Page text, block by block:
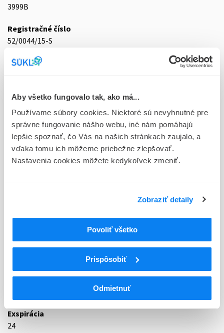
Aby všetko fungovalo tak, ako má...
Používame súbory cookies. Niektoré sú nevyhnutné pre
správne fungovanie nášho webu, iné nám pomáhajú
lepšie spoznať, čo Vás na našich stránkach zaujalo, a
vďaka tomu ich môžeme priebežne zlepšovať.
Nastavenia cookies môžete kedykoľvek zmeniť.
Zobraziť detaily
Povoliť všetko
Prispôsobiť
Odmietnuť
3999B
Registračné číslo
52/0044/15-S
Doplnok
tbl obd 20x160 mg (blis.PVC/PVDC/Al)
Stav
D - Registrácia bez obmedzenia platnosti
Typ registračnej procedúry
Decentralizovaná
Držiteľ, krajina
Respiračný systém
Antitusiká a lieky proti nachladnutiu
Exspirácia
24